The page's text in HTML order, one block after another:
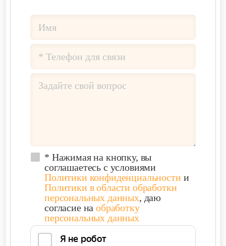
* Нажимая на кнопку, вы
соглашаетесь с условиями
Политики конфиденциальности и
Политики в области обработки
персональных данных, даю
согласие наобработку
персональных данных